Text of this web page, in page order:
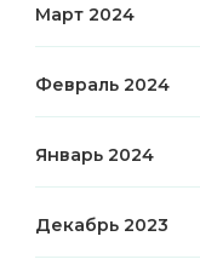
Март 2024
Февраль 2024
Январь 2024
Декабрь 2023